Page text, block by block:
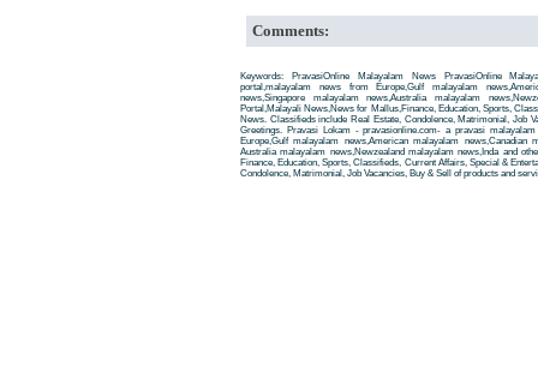
Comments:
Keywords: PravasiOnline Malayalam News PravasiOnline
portal,malayalam news from Europe,Gulf malayalam
news,Singapore malayalam news,Australia malayalam
Portal,Malayali News,News for Mallus,Finance, Education, Sports,
News. Classifieds include Real Estate, Condolence, Matrimonial, Job
Greetings. Pravasi Lokam - pravasionline.com- a pravasi
Europe,Gulf malayalam news,American malayalam news,Canadian
Australia malayalam news,Newzealand malayalam news,Inda and
Finance, Education, Sports, Classifieds, Current Affairs, Special &
Condolence, Matrimonial, Job Vacancies, Buy & Sell of products and